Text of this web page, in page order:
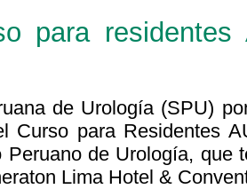
para
de Urología (SPU)
Curso para Residentes
Peruano de Urología, que
Lima Hotel &